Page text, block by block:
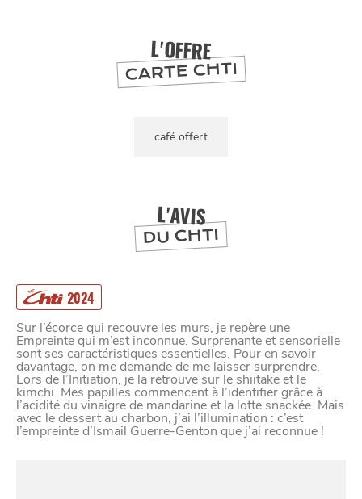
L'AVIS
DU CHTI
2024
Sur l’écorce qui recouvre les murs, je repère une
Empreinte qui m’est inconnue. Surprenante et sensorielle
sont ses caractéristiques essentielles. Pour en savoir
davantage, on me demande de me laisser surprendre.
Lors de l’Initiation, je la retrouve sur le shiitake et le
kimchi. Mes papilles commencent à l’identifier grâce à
l’acidité du vinaigre de mandarine et la lotte snackée. Mais
avec le dessert au charbon, j’ai l’illumination : c’est
l’empreinte d’Ismail Guerre-Genton que j’ai reconnue !
L'OFFRE
CARTE CHTI
café offert